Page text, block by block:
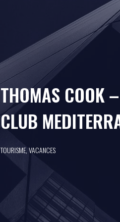
THOMAS COOK
CLUB
TOURISME, VACANCES